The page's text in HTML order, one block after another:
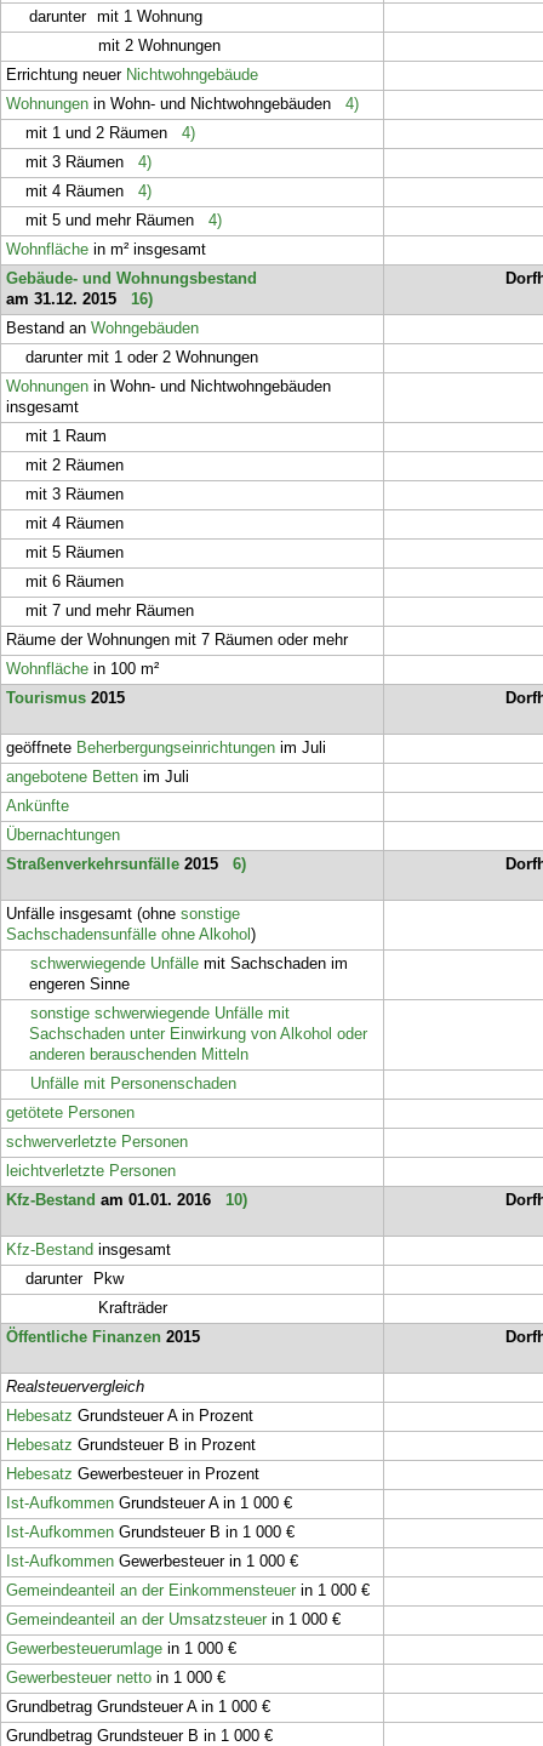
darunter
mit 1 Wohnung
mit 2 Wohnungen
Errichtung neuer Nichtwohngebäude
Wohnungenin Wohn- und Nichtwohngebäuden 4)
mit 1 und 2 Räumen 4)
mit 3 Räumen 4)
mit 4 Räumen 4)
mit 5 und mehr Räumen 4)
Wohnflächein m² insgesamt
Gebäude- und Wohnungsbestand
am 31.12. 2015
16)
Bestand an Wohngebäuden
darunter mit 1 oder 2 Wohnungen
Wohnungenin Wohn- und Nichtwohngebäuden
insgesamt
mit 1 Raum
mit 2 Räumen
mit 3 Räumen
mit 4 Räumen
mit 5 Räumen
mit 6 Räumen
mit 7 und mehr Räumen
Räume der Wohnungen mit 7 Räumen oder mehr
Wohnflächein 100 m²
Tourismus 2015
geöffnete Beherbergungseinrichtungenim Juli
angebotene Bettenim Juli
Ankünfte
Übernachtungen
Straßenverkehrsunfälle2015 6)
Unfälle insgesamt (ohne sonstige
Sachschadensunfälle ohne Alkohol )
schwerwiegende Unfällemit Sachschaden im
engeren Sinne
sonstige schwerwiegende Unfälle mit
Sachschaden unter Einwirkung von Alkohol oder
anderen berauschenden Mitteln
Unfälle mit Personenschaden
getötete Personen
schwerverletzte Personen
leichtverletzte Personen
Kfz-Bestand am 01.01. 2016 10)
Kfz-Bestand insgesamt
darunter
Pkw
Krafträder
Öffentliche Finanzen2015
Realsteuervergleich
Hebesatz Grundsteuer A in Prozent
Hebesatz Grundsteuer B in Prozent
Hebesatz Gewerbesteuer in Prozent
Ist-AufkommenGrundsteuer A in 1 000 €
Ist-AufkommenGrundsteuer B in 1 000 €
Ist-AufkommenGewerbesteuer in 1 000 €
Gemeindeanteil an der Einkommensteuerin 1 000 €
Gemeindeanteil an der Umsatzsteuerin 1 000 €
Gewerbesteuerumlagein 1 000 €
Gewerbesteuer nettoin 1 000 €
Grundbetrag Grundsteuer A in 1 000 €
Grundbetrag Grundsteuer B in 1 000 €